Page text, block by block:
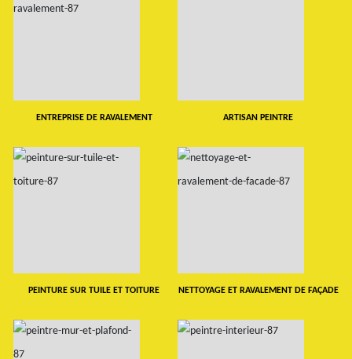
ENTREPRISE DE RAVALEMENT ARTISAN PEINTRE
PEINTURE SUR TUILE ET TOITURE NETTOYAGE ET RAVALEMENT DE FAÇADE